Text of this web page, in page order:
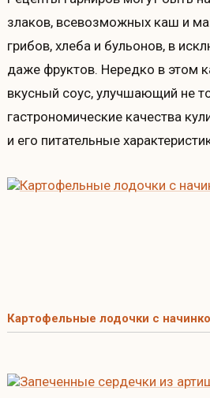
злаков, всевозможных каш и
грибов, хлеба и бульонов, в
даже фруктов. Нередко в этом
вкусный соус, улучшающий не
гастрономические качества
и его питательные
Картофельные лодочки с